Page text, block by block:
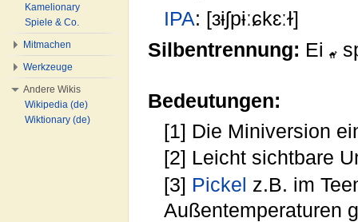
IPA: [ɜɨʃpɨːɕkɛːɫ]
Silbentrennung: Ei
Bedeutungen:
[1] Die Miniversion
[2] Leicht sichtbare
[3] Pickel z.B. im
Außentemperaturen
Kamelionary
Spiele & Co.
Mitmachen
Werkzeuge
Andere Wikis
Wikipedia (de)
Wiktionary (de)